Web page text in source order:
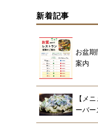
新着記事
お盆
案内
【メ
ーバー